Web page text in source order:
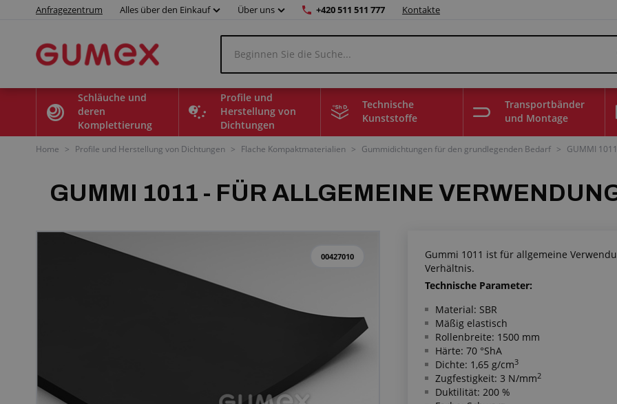
Anfragezentrum Alles über den Einkauf Über uns +420 511 511 777 Kontakte
Schläuche und
deren
Komplettierung
Profile und
Herstellung von
Dichtungen
Technische
Kunststoffe
Transportbänder
und Montage
Home > Profile und Herstellung von Dichtungen > Flache Kompaktmaterialien > Gummidichtungen für den grundlegenden Bedarf > GUMMI
GUMMI 1011 - FÜR ALLGEMEINE
00427010
Gummi 1011 ist für allgemeine
Verhältnis.
Technische Parameter:
Material: SBR
Mäßig elastisch
Rollenbreite: 1500 mm
Härte: 70 °ShA
Dichte: 1,65 g/cm3
Zugfestigkeit: 3 N/mm2
Duktilität: 200 %